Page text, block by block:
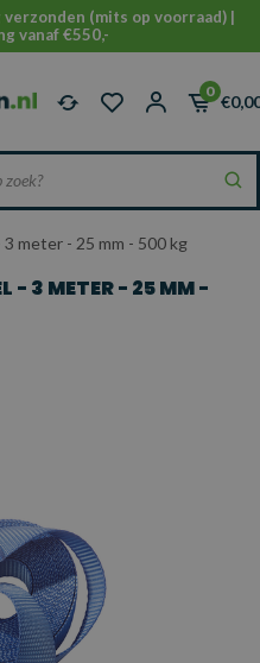
(mits op voorraad) |
vanaf €550,-
0
meter - 25 mm - 500 kg
- 3 METER - 25 MM -